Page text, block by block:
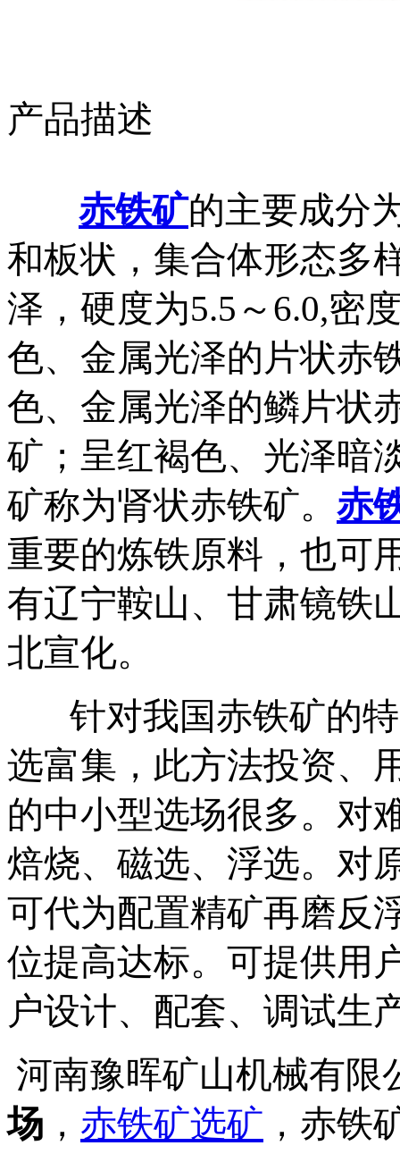
产品描述
赤铁矿的主要成分
和板状，集合体形态多
泽，硬度为5.5～6.0,密
色、金属光泽的片状赤
色、金属光泽的鳞片状
矿；呈红褐色、光泽暗
矿称为肾状赤铁矿。 赤
重要的炼铁原料，也可
有辽宁鞍山、甘肃镜铁
北宣化。
针对我国赤铁矿的特
选富集，此方法投资、
的中小型选场很多。对
焙烧、磁选、浮选。对
可代为配置精矿再磨反
位提高达标。可提供用
户设计、配套、调试生
河南豫晖矿山机械有限
场 ， 赤铁矿选矿 ，赤铁